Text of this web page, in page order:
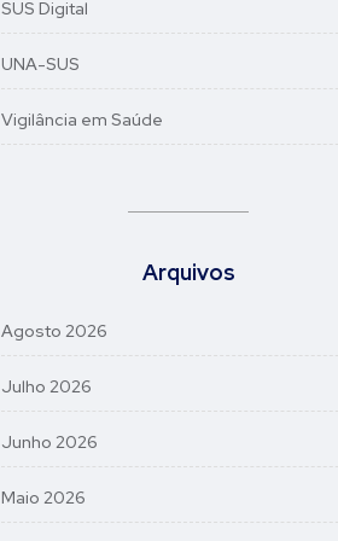
SUS Digital
UNA-SUS
Vigilância em Saúde
Arquivos
Agosto 2026
Julho 2026
Junho 2026
Maio 2026